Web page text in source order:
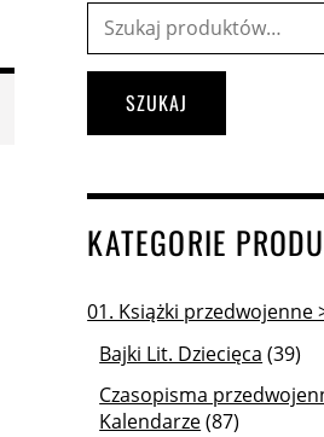
Szukaj:
SZUKAJ
KATEGORIE
01. Książki przedwojenne
Bajki Lit. Dziecięca (39)
Czasopisma
Kalendarze(87)